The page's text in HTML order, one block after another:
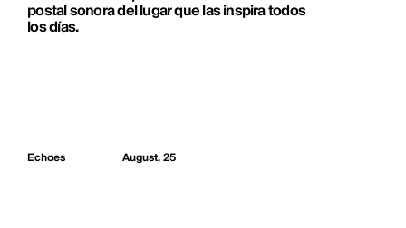
postal sonora del lugar que las inspira todos
los días.
Echoes August, 25